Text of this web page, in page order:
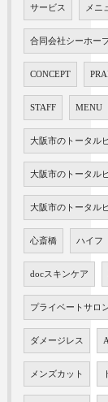
サービス メニ
合同会社シーホー
CONCEPT
STAFF MENU
大阪市のトータル
大阪市のトータル
大阪市のトータル
心斎橋 ハイフ
docスキンケア
プライベートサロ
ダメージレス
メンズカット